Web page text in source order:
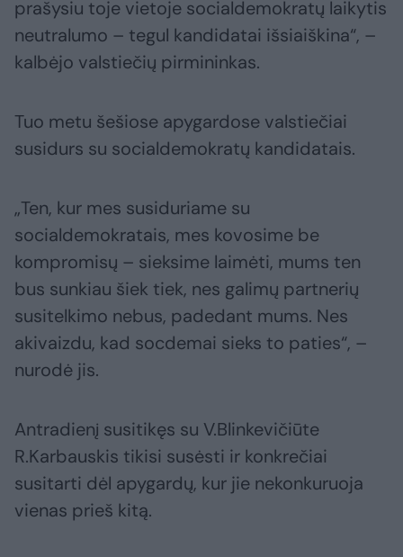
prašysiu toje vietoje socialdemokratų laikytis
neutralumo – tegul kandidatai išsiaiškina“, –
kalbėjo valstiečių pirmininkas.
Tuo metu šešiose apygardose valstiečiai
susidurs su socialdemokratų kandidatais.
„Ten, kur mes susiduriame su
socialdemokratais, mes kovosime be
kompromisų – sieksime laimėti, mums ten
bus sunkiau šiek tiek, nes galimų partnerių
susitelkimo nebus, padedant mums. Nes
akivaizdu, kad socdemai sieks to paties“, –
nurodė jis.
Antradienį susitikęs su V.Blinkevičiūte
R.Karbauskis tikisi susėsti ir konkrečiai
susitarti dėl apygardų, kur jie nekonkuruoja
vienas prieš kitą.